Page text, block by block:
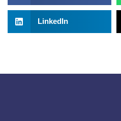
LinkedIn